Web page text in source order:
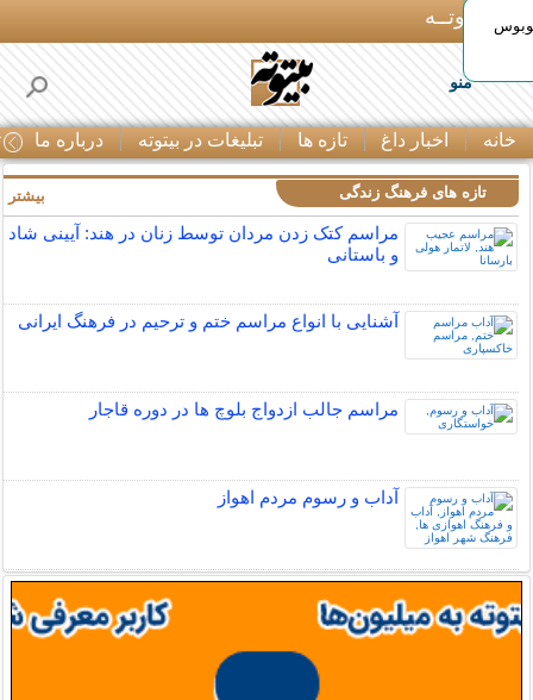
بـیتوتــه
منو
خانه اخبار داغ تازه ها تبلیغات در بیتوته درباره ما
تازه های فرهنگ زندگی
مراسم کتک زدن مردان توسط زنان در هند: آیینی شاد
و باستانی
آشنایی با انواع مراسم ختم و ترحیم در فرهنگ ایرانی
مراسم جالب ازدواج بلوچ ها در دوره قاجار
آداب و رسوم مردم اهواز
بیشتر